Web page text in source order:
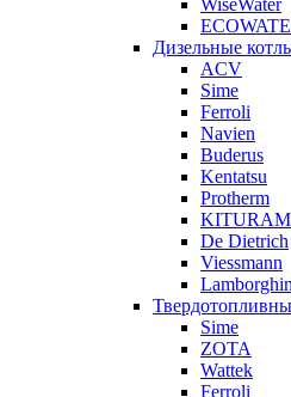
WiseWater
Дизельные
ACV
Sime
Ferroli
Navien
Buderus
Kentatsu
Protherm
De Dietrich
Viessmann
Sime
ZOTA
Wattek
Ferroli